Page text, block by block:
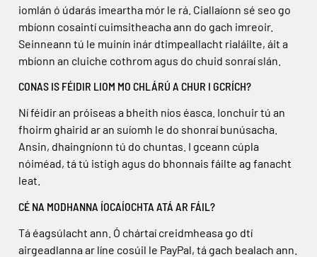
iomlán ó údarás imeartha mór le rá. Ciallaíonn sé seo go
mbíonn cosaintí cuimsitheacha ann do gach imreoir.
Seinneann tú le muinín inár dtimpeallacht rialáilte, áit a
mbíonn an cluiche cothrom agus do chuid sonraí slán.
CONAS IS FÉIDIR LIOM MO CHLÁRÚ A CHUR I GCRÍCH?
Ní féidir an próiseas a bheith níos éasca. Ionchuir tú an
fhoirm ghairid ar an suíomh le do shonraí bunúsacha.
Ansin, dhaingníonn tú do chuntas. I gceann cúpla
nóiméad, tá tú istigh agus do bhonnais fáilte ag fanacht
leat.
CÉ NA MODHANNA ÍOCAÍOCHTA ATÁ AR FÁIL?
Tá éagsúlacht ann. Ó chártaí creidmheasa go dtí
airgeadlanna ar líne cosúil le PayPal, tá gach bealach ann.